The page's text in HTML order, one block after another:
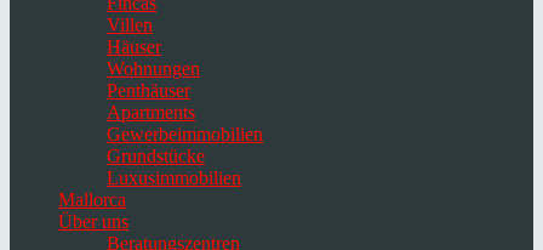
Villen
Häuser
Wohnungen
Penthäuser
Apartments
Gewerbeimmobilien
Grundstücke
Luxusimmobilien
Mallorca
Über uns
Beratungszentren